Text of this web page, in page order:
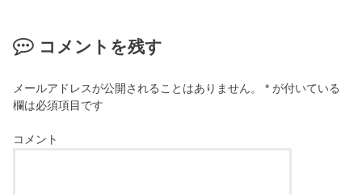
コメントを残す
メールアドレスが公開されることはありません。 * が付いている
欄は必須項目です
コメント